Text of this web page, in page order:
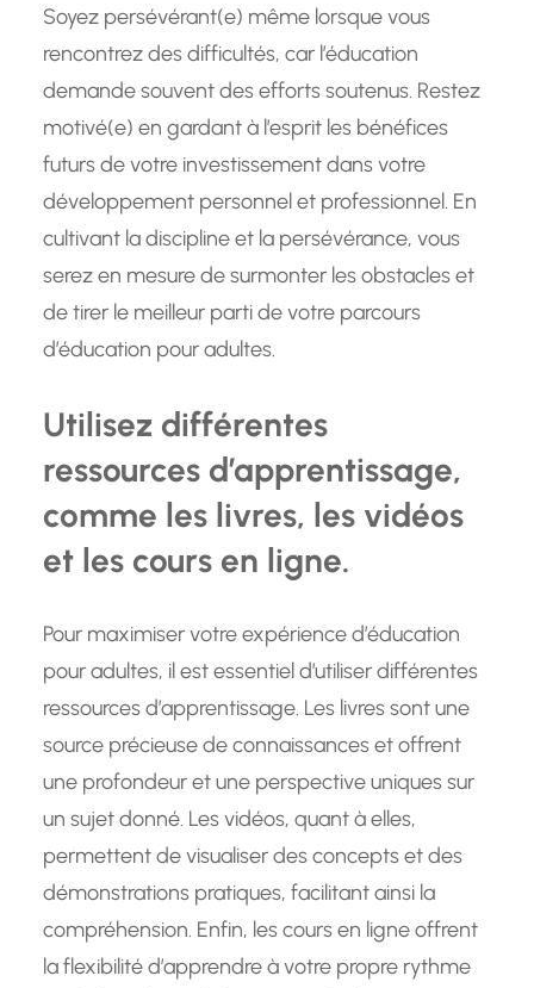
Soyez persévérant(e) même lorsque vous
rencontrez des difficultés, car l’éducation
demande souvent des efforts soutenus. Restez
motivé(e) en gardant à l’esprit les bénéfices
futurs de votre investissement dans votre
développement personnel et professionnel. En
cultivant la discipline et la persévérance, vous
serez en mesure de surmonter les obstacles et
de tirer le meilleur parti de votre parcours
d’éducation pour adultes.
Utilisez différentes
ressources d’apprentissage,
comme les livres, les vidéos
et les cours en ligne.
Pour maximiser votre expérience d’éducation
pour adultes, il est essentiel d’utiliser différentes
ressources d’apprentissage. Les livres sont une
source précieuse de connaissances et offrent
une profondeur et une perspective uniques sur
un sujet donné. Les vidéos, quant à elles,
permettent de visualiser des concepts et des
démonstrations pratiques, facilitant ainsi la
compréhension. Enfin, les cours en ligne offrent
la flexibilité d’apprendre à votre propre rythme